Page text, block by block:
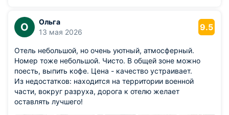
О
Ольга
13 мая 2026
9.5
Отель небольшой, но очень уютный, атмосферный.
Номер тоже небольшой. Чисто. В общей зоне можно
поесть, выпить кофе. Цена - качество устраивает.
Из недостатков: находится на территории военной
части, вокруг разруха, дорога к отелю желает
оставлять лучшего!